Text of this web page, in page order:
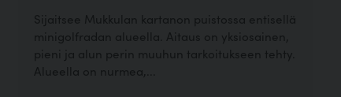
Sijaitsee Mukkulan kartanon puistossa entisellä
minigolfradan alueella. Aitaus on yksiosainen,
pieni ja alun perin muuhun tarkoitukseen tehty.
Alueella on nurmea,...